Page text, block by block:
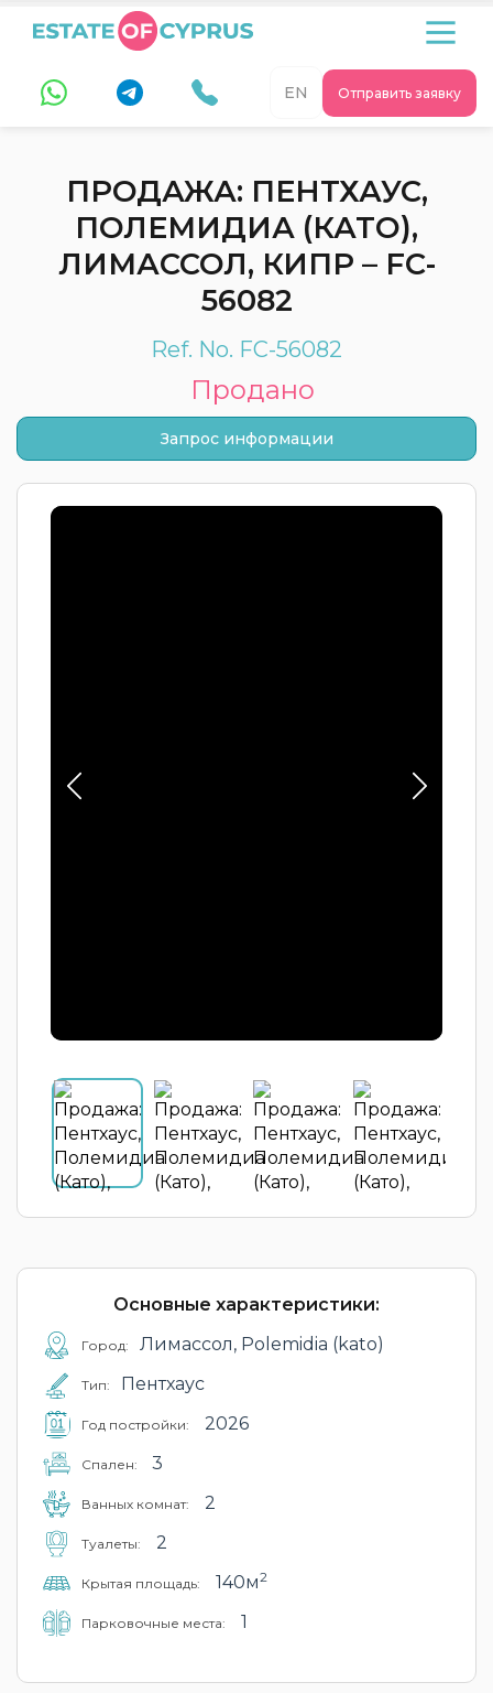
Отправить заявку
EN
ПРОДАЖА: ПЕНТХАУС,
ПОЛЕМИДИА (КАТО),
ЛИМАССОЛ, КИПР – FC-
56082
Ref. No. FC-56082
Продано
Запрос информации
Основные характеристики:
Город: Лимассол, Polemidia (kato)
Тип: Пентхаус
Год постройки: 2026
Cпален: 3
Ванных комнат: 2
Туалеты: 2
Крытая площадь: 140м2
Парковочные места: 1